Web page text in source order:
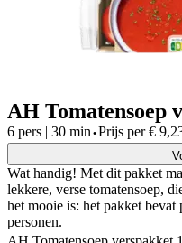
AH Tomatensoep
6 pers | 30 min·Prijs per €
Wat handig! Met dit pakket
lekkere, verse tomatensoep,
het mooie is: het pakket bevat
personen.